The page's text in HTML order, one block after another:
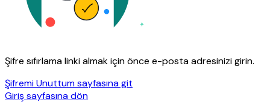
Şifre sıfırlama linki almak için önce e-posta adresinizi girin.
Şifremi Unuttum sayfasına git
Giriş sayfasına dön